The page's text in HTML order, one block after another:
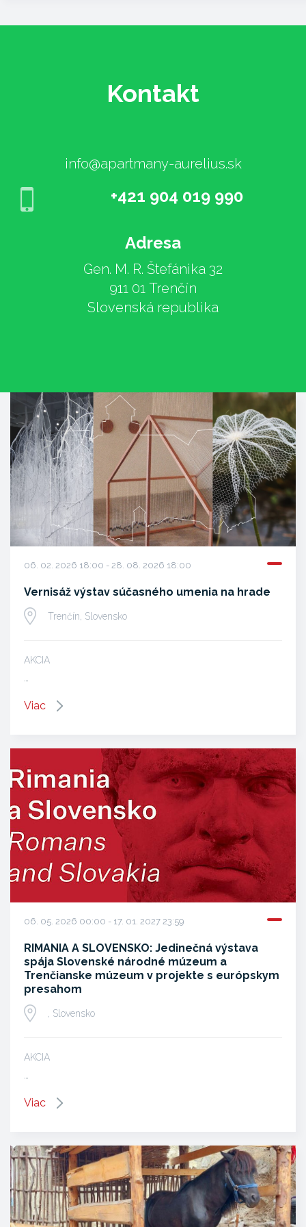
Kontakt
info@apartmany-aurelius.sk
+421 904 019 990
Adresa
Gen. M. R. Štefánika 32
911 01 Trenčín
Slovenská republika
06. 02. 2026 18:00 - 28. 08. 2026 18:00
Vernisáž výstav súčasného umenia na hrade
Trenčín, Slovensko
AKCIA
Viac
06. 05. 2026 00:00 - 17. 01. 2027 23:59
RIMANIA A SLOVENSKO: Jedinečná výstava
spája Slovenské národné múzeum a
Trenčianske múzeum v projekte s európskym
presahom
, Slovensko
AKCIA
Viac